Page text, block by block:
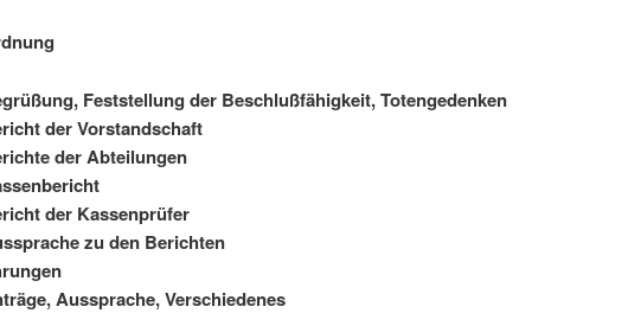
Feststellung der Beschlußfähigkeit, Totengedenken
der Vorstandschaft
der Abteilungen
der Kassenprüfer
zu den Berichten
Aussprache, Verschiedenes